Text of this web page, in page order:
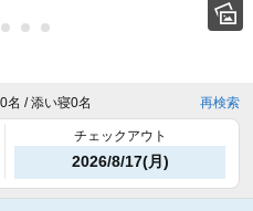
名 / 添い寝0名 再検索
チェックアウト
2026/8/17(月)